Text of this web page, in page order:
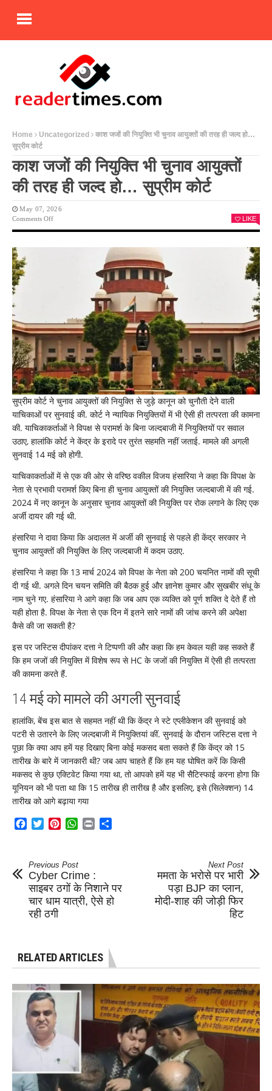
Home Uncategorized
काश जजों की नियुक्ति भी चुनाव आयुक्तों की तरह ही जल्द हो…
सुप्रीम कोर्ट
काश जजों की नियुक्ति भी चुनाव आयुक्तों
की तरह ही जल्द हो… सुप्रीम कोर्ट
May 07, 2026
Comments OffOn
की
जल्द
हो…
सुप्रीम
कोर्ट
LIKE
सुप्रीम कोर्ट ने चुनाव आयुक्तों की नियुक्ति से जुड़े कानून को चुनौती देने वाली
याचिकाओं पर सुनवाई की. कोर्ट ने न्यायिक नियुक्तियों में भी ऐसी ही तत्परता की कामना
की. याचिकाकर्ताओं ने विपक्ष से परामर्श के बिना जल्दबाजी में नियुक्तियों पर सवाल
उठाए, हालांकि कोर्ट ने केंद्र के इरादे पर तुरंत सहमति नहीं जताई. मामले की अगली
सुनवाई 14 मई को होगी.
याचिकाकर्ताओं में से एक की ओर से वरिष्ठ वकील विजय हंसारिया ने कहा कि विपक्ष के
नेता से प्रभावी परामर्श किए बिना ही चुनाव आयुक्तों की नियुक्ति जल्दबाजी में की गई.
2024 में नए कानून के अनुसार चुनाव आयुक्तों की नियुक्ति पर रोक लगाने के लिए एक
अर्जी दायर की गई थी.
हंसारिया ने दावा किया कि अदालत में अर्जी की सुनवाई से पहले ही केंद्र सरकार ने
चुनाव आयुक्तों की नियुक्ति के लिए जल्दबाजी में कदम उठाए.
हंसारिया ने कहा कि 13 मार्च 2024 को विपक्ष के नेता को 200 चयनित नामों की सूची
दी गई थी. अगले दिन चयन समिति की बैठक हुई और ज्ञानेश कुमार और सुखबीर संधू के
नाम चुने गए. हंसारिया ने आगे कहा कि जब आप एक व्यक्ति को पूर्ण शक्ति दे देते हैं तो
यही होता है. विपक्ष के नेता से एक दिन में इतने सारे नामों की जांच करने की अपेक्षा
कैसे की जा सकती है?
इस पर जस्टिस दीपांकर दत्ता ने टिप्पणी की और कहा कि हम केवल यही कह सकते हैं
कि हम जजों की नियुक्ति में विशेष रूप से HC के जजों की नियुक्ति में ऐसी ही तत्परता
की कामना करते हैं.
14 मई को मामले की अगली सुनवाई
हालांकि, बेंच इस बात से सहमत नहीं थी कि केंद्र ने स्टे एप्लीकेशन की सुनवाई को
पटरी से उतारने के लिए जल्दबाजी में नियुक्तियां कीं. सुनवाई के दौरान जस्टिस दत्ता ने
पूछा कि क्या आप हमें यह दिखाए बिना कोई मकसद बता सकते हैं कि केंद्र को 15
तारीख के बारे में जानकारी थी? जब आप चाहते हैं कि हम यह घोषित करें कि किसी
मकसद से कुछ एक्टिवेट किया गया था, तो आपको हमें यह भी सैटिस्फाई करना होगा कि
यूनियन को भी पता था कि 15 तारीख ही तारीख है और इसलिए, इसे (सिलेक्शन) 14
तारीख को आगे बढ़ाया गया
Facebook
TwitterPinterestWhatsApp
Print
Previous Post
Cyber Crime :
साइबर ठगों के निशाने पर
चार धाम यात्री, ऐसे हो
रही ठगी
Next Post
ममता के भरोसे पर भारी
पड़ा BJP का प्लान,
मोदी-शाह की जोड़ी फिर
हिट
RELATED ARTICLES